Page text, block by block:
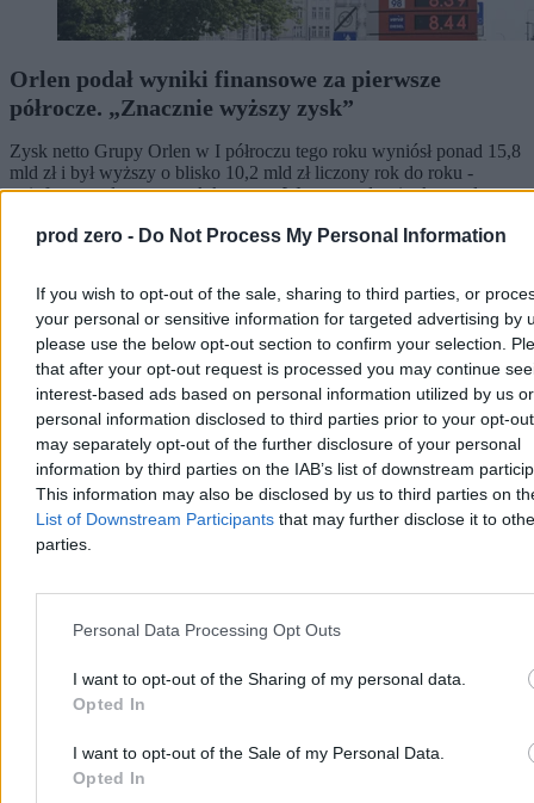
prod zero - Do Not Process My Personal Information
If you wish to opt-out of the sale, sharing to third parties, or
your personal or sensitive information for targeted advertising by
please use the below opt-out section to confirm your selection.
that after your opt-out request is processed you may continue
interest-based ads based on personal information utilized by us or
personal information disclosed to third parties prior to your opt-
may separately opt-out of the further disclosure of your personal
information by third parties on the IAB’s list of downstream
This information may also be disclosed by us to third parties on
List of Downstream Participants that may further disclose it to
parties.
Personal Data Processing Opt Outs
I want to opt-out of the Sharing of my personal data.
Opted In
I want to opt-out of the Sale of my Personal Data.
Opted In
Orlen podał wyniki finansowe za pierwsze
półrocze. „Znacznie wyższy zysk”
Zysk netto Grupy Orlen w I półroczu tego roku wyniósł ponad 15,8
mld zł i był wyższy o blisko 10,2 mld zł liczony rok do roku -
poinformował w czwartek koncern. W samym drugim kwartale
Paweł Żurek
Wczoraj 21:25
5 min
Biznes
Polacy będą masowo zakładać nowe konta?